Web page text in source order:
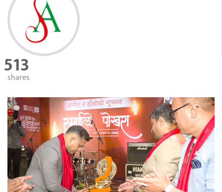
513
shares